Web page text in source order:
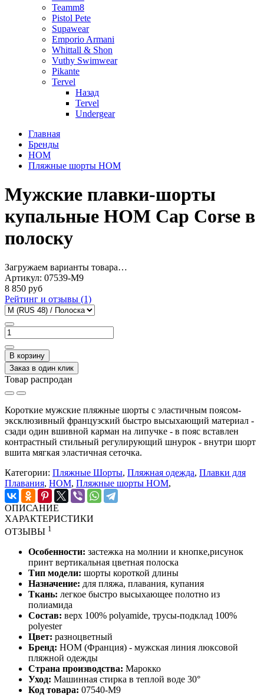
Teamm8
Pistol Pete
Supawear
Emporio Armani
Whittall & Shon
Vuthy Swimwear
Pikante
Tervel
Назад
Tervel
Undergear
Главная
Бренды
HOM
Пляжные шорты HOM
Мужские плавки-шорты
купальные HOM Cap Corse в
полоску
Загружаем варианты товара…
Артикул: 07539-M9
8 850 руб
Рейтинг и отзывы (1)
В корзину
Заказ в один клик
Товар распродан
Короткие мужские пляжные шорты с эластичным поясом-
эксклюзивный французский быстро высыхающий материал -
сзади один вшивной карман на липучке - в пояс вставлен
контрастный стильный регулирующий шнурок - внутри шорт
вшита мягкая эластичная сеточка.
Категории: Пляжные Шорты, Пляжная одежда, Плавки для
Плавания, HOM, Пляжные шорты HOM,
ОПИСАНИЕ
ХАРАКТЕРИСТИКИ
ОТЗЫВЫ 1
Особенности: застежка на молнии и кнопке,рисунок
принт вертикальная цветная полоска
Тип модели: шорты короткой длины
Назначение: для пляжа, плавания, купания
Ткань: легкое быстро высыхающее полотно из
полиамида
Состав: верх 100% polyamide, трусы-подклад 100%
polyester
Цвет: разноцветный
Бренд: HOM (Франция) - мужская линия люксовой
пляжной одежды
Страна производства: Марокко
Уход: Машинная стирка в теплой воде 30°
Код товара: 07540-M9